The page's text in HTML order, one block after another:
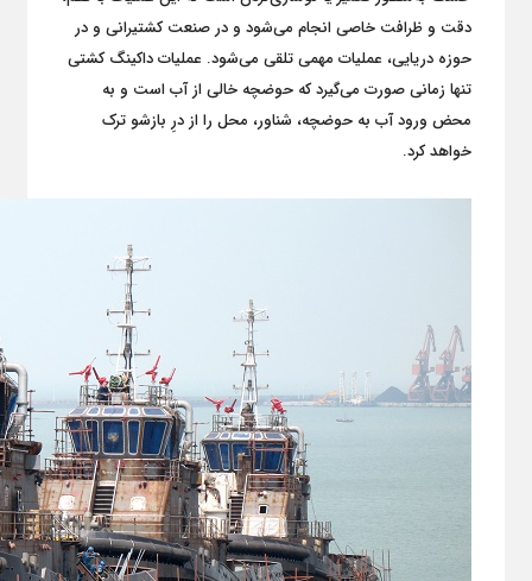
دقت و ظرافت خاصی انجام می‌شود و در صنعت کشتیرانی و در
حوزه دریایی، عملیات مهمی تلقی می‌شود. عملیات داکینگ کشتی
تنها زمانی صورت می‌گیرد که حوضچه خالی از آب است و به
محض ورود آب به حوضچه، شناور، محل را از درِ بازشو ترک
خواهد کرد.